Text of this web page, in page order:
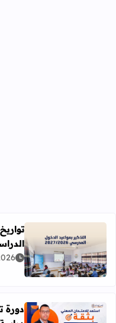
اقرأ المزيد عن
الدراسي
دورة